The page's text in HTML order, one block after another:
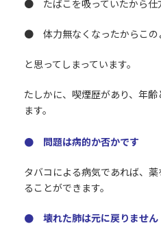
● たばこを吸っていたから仕
● 体力無なくなったからこの
と思ってしまっています。
たしかに、喫煙歴があり、年
ます。
● 問題は病的か否かです
タバコによる病気であれば、
ることができます。
● 壊れた肺は元に戻りません